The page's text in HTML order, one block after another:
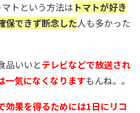
トという方法は トマトが好き
保できず断念した人も多かった
品いいとテレビなどで放送され
一気になくなりますもんね。。
効果を得るためには1日にリコ